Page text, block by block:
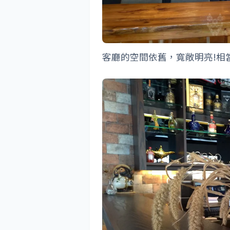
客廳的空間依舊，寬敞明亮!相